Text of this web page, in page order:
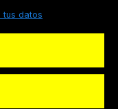
tus datos